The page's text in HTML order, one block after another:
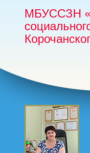
МБУССЗН